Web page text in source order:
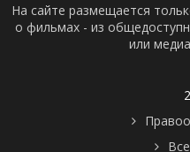
На сайте размещается
о фильмах - из
или